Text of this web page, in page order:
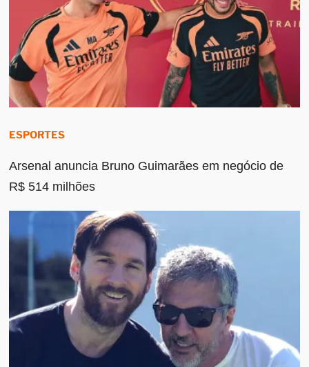
ESPORTES
Arsenal anuncia Bruno Guimarães em negócio de
R$ 514 milhões